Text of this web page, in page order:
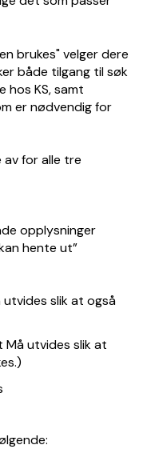
brukes" velger dere
både tilgang til søk
hos KS, samt
er nødvendig for
for alle tre
opplysninger
hente ut”
slik at også
utvides slik at